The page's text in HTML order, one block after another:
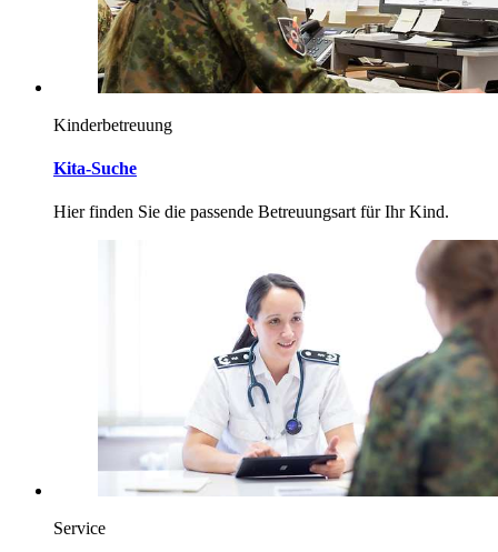
Kinderbetreuung
Kita-Suche
Hier finden Sie die passende Betreuungsart für Ihr Kind.
Service